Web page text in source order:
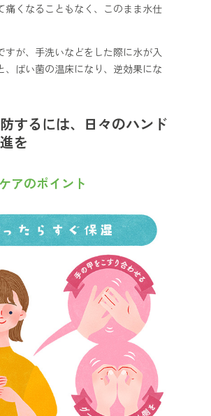
痛くなることもなく、このまま水仕
すが、手洗いなどをした際に水が入
、ばい菌の温床になり、逆効果にな
するには、日々のハンド
を
アのポイント